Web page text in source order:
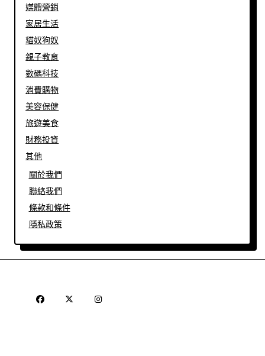
媒體營銷
家居生活
貓奴狗奴
親子教育
數碼科技
消費購物
美容保健
旅遊美食
財務投資
其他
關於我們
聯絡我們
條款和條件
隱私政策